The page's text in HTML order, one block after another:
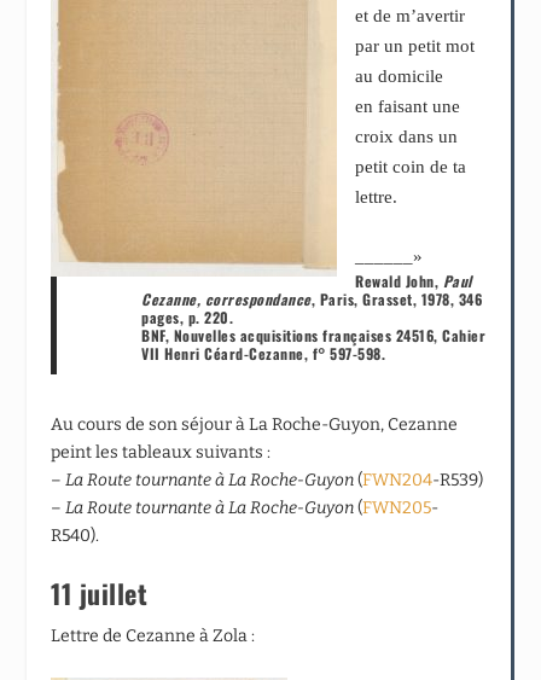
et de m’avertir
par un petit mot
au domicile
en faisant une
croix dans un
petit coin de ta
lettre.
______»
Rewald John, Paul
Cezanne, correspondance, Paris, Grasset, 1978, 346
pages, p. 220.
BNF, Nouvelles acquisitions françaises 24516, Cahier
VII Henri Céard-Cezanne, f° 597-598.
Au cours de son séjour à La Roche-Guyon, Cezanne
peint les tableaux suivants :
–La Route tournante à La Roche-Guyon(FWN204-R539)
–La Route tournante à La Roche-Guyon(FWN205-
R540).
11 juillet
Lettre de Cezanne à Zola :